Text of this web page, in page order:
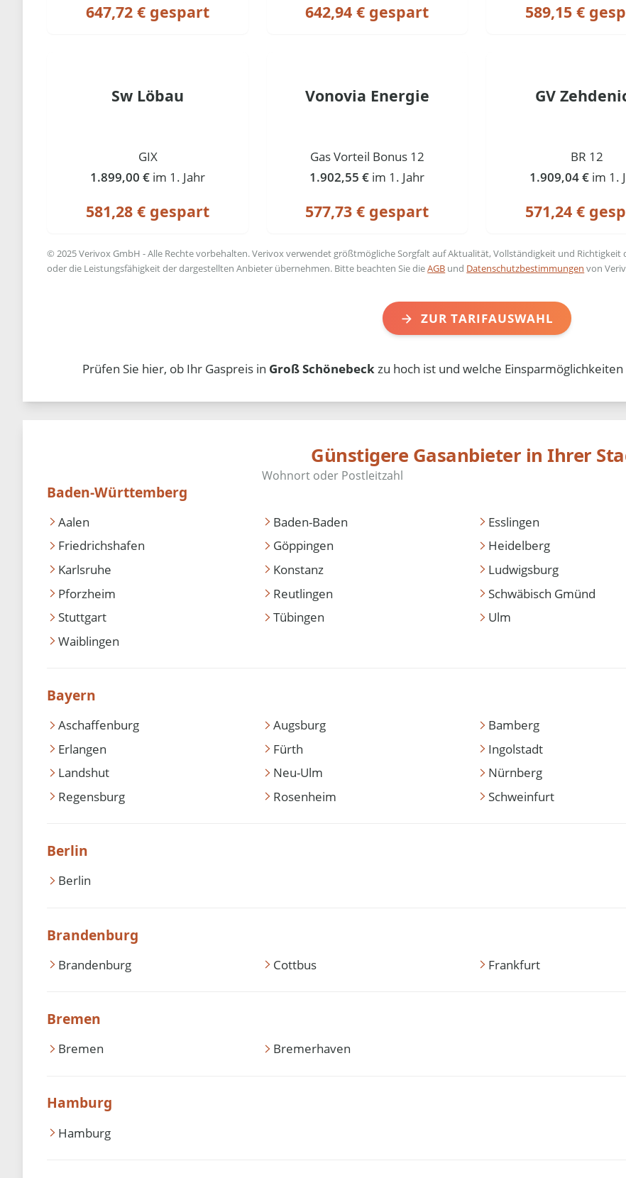
647,72 € gespart 642,94 € gespart 589,15 €
Sw Löbau
GIX
1.899,00 € im 1. Jahr
581,28 € gespart
Vonovia Energie
Gas Vorteil Bonus 12
1.902,55 € im 1. Jahr
577,73 € gespart
GV
BR 12
1.909,04 € im 1.
571,24 €
© 2025 Verivox GmbH - Alle Rechte vorbehalten. Verivox verwendet größtmögliche Sorgfalt auf Aktualität, Vollständigkeit und
oder die Leistungsfähigkeit der dargestellten Anbieter übernehmen. Bitte beachten Sie dieAGB und Datenschutzbestimmungen von
ZUR TARIFAUSWAHL
Prüfen Sie hier, ob Ihr Gaspreis in Groß Schönebeckzu hoch ist und welche
Günstigere Gasanbieter in Ihrer
Baden-Württemberg
Aalen Baden-Baden Esslingen
Friedrichshafen
Göppingen Heidelberg
Karlsruhe
Konstanz Ludwigsburg
Pforzheim
Reutlingen Schwäbisch Gmünd
Stuttgart
Tübingen Ulm
Waiblingen
Bayern
Aschaffenburg Augsburg Bamberg
Erlangen
Fürth Ingolstadt
Landshut
Neu-Ulm Nürnberg
Regensburg
Rosenheim Schweinfurt
Berlin
Berlin
Brandenburg
Brandenburg Cottbus Frankfurt
Bremen
Bremen Bremerhaven
Hamburg
Hamburg